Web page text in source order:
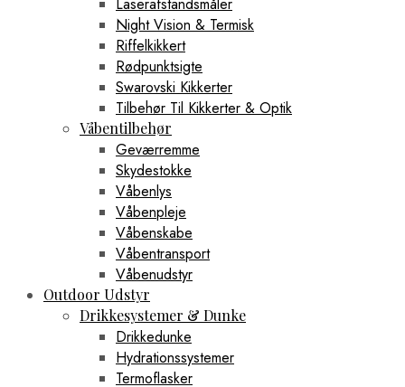
Laserafstandsmåler
Night Vision & Termisk
Riffelkikkert
Rødpunktsigte
Swarovski Kikkerter
Tilbehør Til Kikkerter & Optik
Våbentilbehør
Geværremme
Skydestokke
Våbenlys
Våbenpleje
Våbenskabe
Våbentransport
Våbenudstyr
Outdoor Udstyr
Drikkesystemer & Dunke
Drikkedunke
Hydrationssystemer
Termoflasker